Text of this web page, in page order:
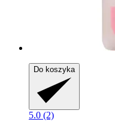
Do koszyka
5.0 (2)